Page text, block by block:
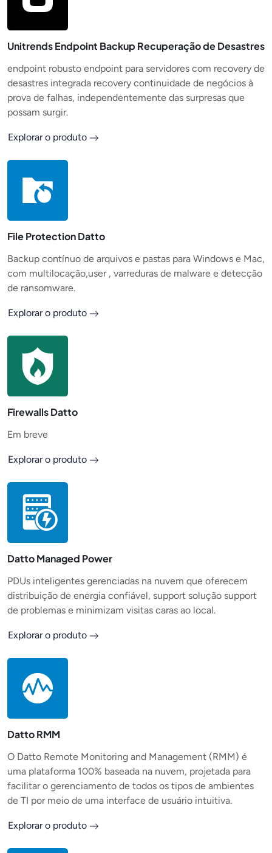
Unitrends Endpoint Backup Recuperação de Desastres
endpoint robusto endpoint para servidores com recovery de
desastres integrada recovery continuidade de negócios à
prova de falhas, independentemente das surpresas que
possam surgir.
Explorar o produto
File Protection Datto
Backup contínuo de arquivos e pastas para Windows e Mac,
com multilocação,user , varreduras de malware e detecção
de ransomware.
Explorar o produto
Firewalls Datto
Em breve
Explorar o produto
Datto Managed Power
PDUs inteligentes gerenciadas na nuvem que oferecem
distribuição de energia confiável, support solução support
de problemas e minimizam visitas caras ao local.
Explorar o produto
Datto RMM
O Datto Remote Monitoring and Management (RMM) é
uma plataforma 100% baseada na nuvem, projetada para
facilitar o gerenciamento de todos os tipos de ambientes
de TI por meio de uma interface de usuário intuitiva.
Explorar o produto